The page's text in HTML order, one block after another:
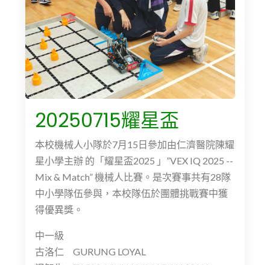
20250715耀星盃
本校機械人小隊於7月15日參加由仁濟醫院陳耀
星小學主辦 的「耀星盃2025 」”VEX IQ 2025 --
Mix & Match” 機械人比賽。是次賽事共有28隊
中小學隊伍參與，本校隊伍於團體挑戰賽中獲
得優異獎。
中一級
古洛仁 GURUNG LOYAL